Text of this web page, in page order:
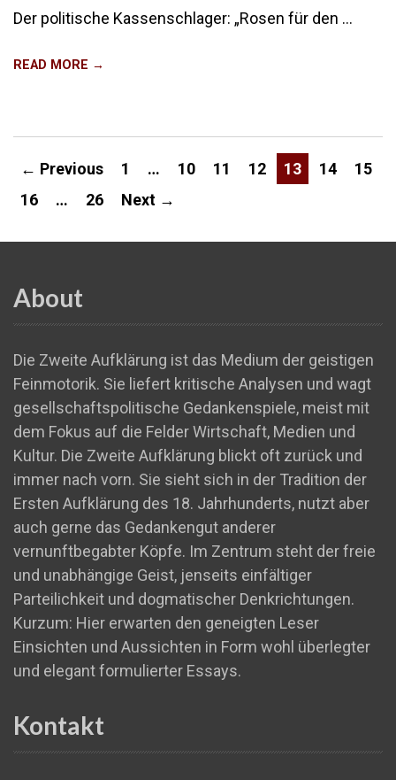
Der politische Kassenschlager: „Rosen für den …
READ MORE →
← Previous 1 … 10 11 12 13 14
15
16
… 26 Next →
About
Die Zweite Aufklärung ist das Medium der geistigen
Feinmotorik. Sie liefert kritische Analysen und wagt
gesellschaftspolitische Gedankenspiele, meist mit
dem Fokus auf die Felder Wirtschaft, Medien und
Kultur. Die Zweite Aufklärung blickt oft zurück und
immer nach vorn. Sie sieht sich in der Tradition der
Ersten Aufklärung des 18. Jahrhunderts, nutzt aber
auch gerne das Gedankengut anderer
vernunftbegabter Köpfe. Im Zentrum steht der freie
und unabhängige Geist, jenseits einfältiger
Parteilichkeit und dogmatischer Denkrichtungen.
Kurzum: Hier erwarten den geneigten Leser
Einsichten und Aussichten in Form wohl überlegter
und elegant formulierter Essays.
Kontakt